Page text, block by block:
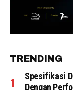
TRENDING
Spesifikasi
Dengan